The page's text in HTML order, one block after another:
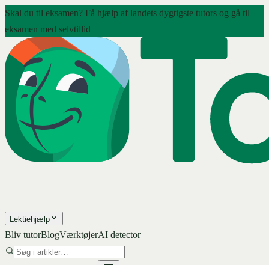
Skal du til eksamen? Få hjælp af landets dygtigste tutors og gå til
eksamen med selvtillid
Lektiehjælp
Bliv tutorBlogVærktøjerAI detector